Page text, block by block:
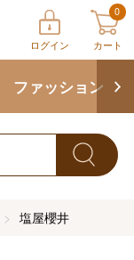
ログイン
0
カート
ファッション
塩屋櫻井